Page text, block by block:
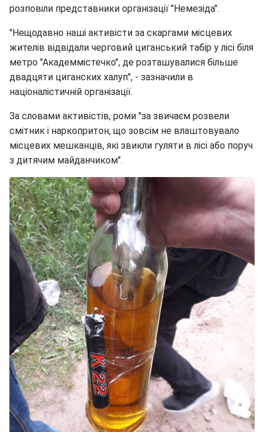
розповіли представники організації "Немезіда".
"Нещодавно наші активісти за скаргами місцевих
жителів відвідали черговий циганський табір у лісі біля
метро "Академмістечко", де розташувалися більше
двадцяти циганских халуп", - зазначили в
націоналістичній організації.
За словами активістів, роми "за звичаєм розвели
смітник і наркопритон, що зовсім не влаштовувало
місцевих мешканців, які звикли гуляти в лісі або поруч
з дитячим майданчиком".